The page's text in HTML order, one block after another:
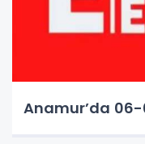
Anamur’da